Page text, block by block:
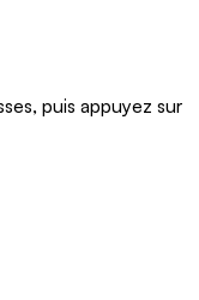
puis appuyez sur